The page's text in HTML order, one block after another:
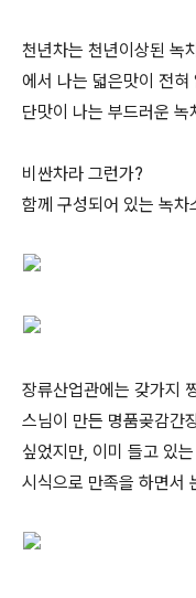
천년차는 천년이상된 녹
에서 나는 덟은맛이 전혀
단맛이 나는 부드러운 녹
비싼차라 그런가?
함께 구성되어 있는 녹
장류산업관에는 갖가지
스님이 만든 명품곶감간
싶었지만, 이미 들고 있
시식으로 만족을 하면서